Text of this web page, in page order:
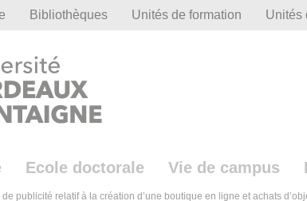
Bibliothèques Unités de formation Unités
Ecole doctorale Vie de campus
de publicité relatif à la création d’une boutique en ligne et achats